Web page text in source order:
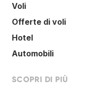
Voli
Offerte di voli
Hotel
Automobili
SCOPRI DI PIÙ